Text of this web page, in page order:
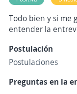
Todo bien y si me
entender la
Postulación
Postulaciones
Preguntas en la